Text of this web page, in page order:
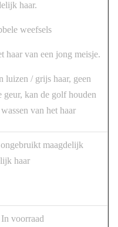
haar.
weefsels
haar van een jong meisje.
luizen / grijs haar, geen
geur, kan de golf houden
van het haar
maagdelijk
haar
voorraad